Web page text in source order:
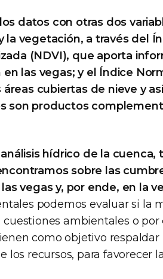
datos con otras dos
vegetación, a través del
(NDVI), que aporta
las vegas; y el Índice
cubiertas de nieve y
son productos
hídrico de la cuenca,
sobre las
vegas y, por ende, en la
podemos evaluar si la
ambientales o por
como objetivo
los recursos, para favorecer